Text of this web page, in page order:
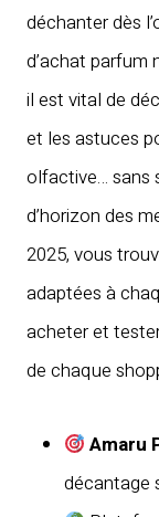
déchanter dès
d’achat parfum
il est vital de
et les astuces
olfactive… sans
d’horizon des
2025, vous
adaptées à
acheter et
de chaque
Amaru
décantage